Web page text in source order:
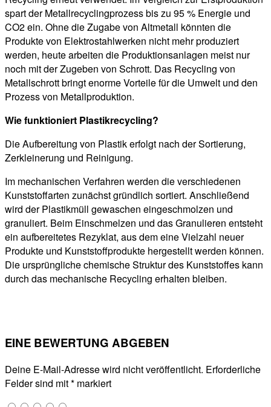
spart der Metallrecyclingprozess bis zu 95 % Energie und
CO2 ein. Ohne die Zugabe von Altmetall könnten die
Produkte von Elektrostahlwerken nicht mehr produziert
werden, heute arbeiten die Produktionsanlagen meist nur
noch mit der Zugeben von Schrott. Das Recycling von
Metallschrott bringt enorme Vorteile für die Umwelt und den
Prozess von Metallproduktion.
Wie funktioniert Plastikrecycling?
Die Aufbereitung von Plastik erfolgt nach der Sortierung,
Zerkleinerung und Reinigung.
Im mechanischen Verfahren werden die verschiedenen
Kunststoffarten zunächst gründlich sortiert. Anschließend
wird der Plastikmüll gewaschen eingeschmolzen und
granuliert. Beim Einschmelzen und das Granulieren entsteht
ein aufbereitetes Rezyklat, aus dem eine Vielzahl neuer
Produkte und Kunststoffprodukte hergestellt werden können.
Die ursprüngliche chemische Struktur des Kunststoffes kann
durch das mechanische Recycling erhalten bleiben.
EINE BEWERTUNG ABGEBEN
Deine E-Mail-Adresse wird nicht veröffentlicht. Erforderliche
Felder sind mit* markiert